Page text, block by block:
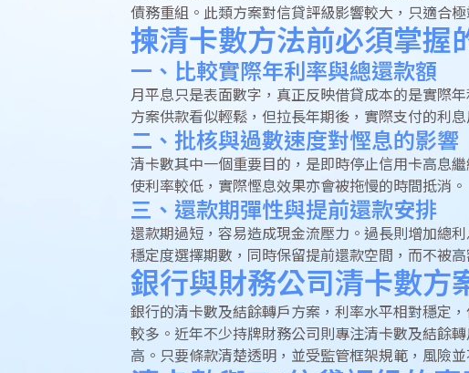
債務重組。此類方案對信貸評級影響較大，只適合極
揀清卡數方法前必須掌握
一、比較實際年利率與總還款額
月平息只是表面數字，真正反映借貸成本的是實際
方案供款看似輕鬆，但拉長年期後，實際支付的利息
二、批核與過數速度對慳息的影響
清卡數其中一個重要目的，是即時停止信用卡高息
使利率較低，實際慳息效果亦會被拖慢的時間抵消。
三、還款期彈性與提前還款安排
還款期過短，容易造成現金流壓力。過長則增加總
穩定度選擇期數，同時保留提前還款空間，而不被高
銀行與財務公司清卡數方
銀行的清卡數及結餘轉戶方案，利率水平相對穩定
較多。近年不少持牌財務公司則專注清卡數及結餘
高。只要條款清楚透明，並受監管框架規範，風險並